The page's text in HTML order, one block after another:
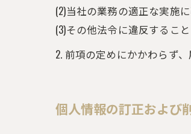
(2)当社の業務の適正な実施
(3)その他法令に違反するこ
2. 前項の定めにかかわらず
個人情報の訂正および